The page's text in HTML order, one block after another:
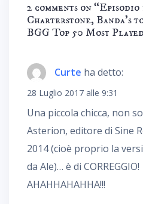
2 comments on “Episodio
Charterstone, Banda’s
BGG Top 50 Most
Curte ha detto:
28 Luglio 2017 alle 9:31
Una piccola chicca, non
Asterion, editore di Sine
2014 (cioè proprio la
da Ale)… è di CORREGGIO!
AHAHHAHAHHA!!!